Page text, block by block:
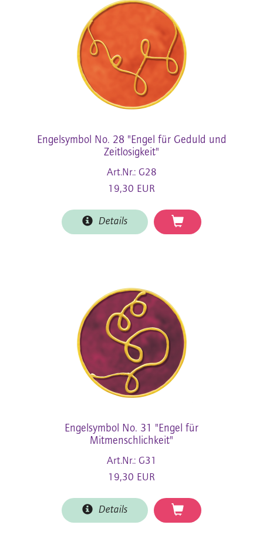
Engelsymbol No. 28 "Engel für Geduld und
Zeitlosigkeit"
Art.Nr.: G28
19,30 EUR
Details
Engelsymbol No. 31 "Engel für
Mitmenschlichkeit"
Art.Nr.: G31
19,30 EUR
Details